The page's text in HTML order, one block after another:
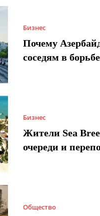
Бизнес
Почему
соседям в
Бизнес
Жители Sea
очереди и
Общество